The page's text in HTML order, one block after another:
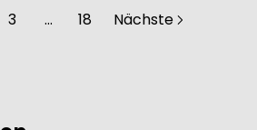
3 … 18 Nächste